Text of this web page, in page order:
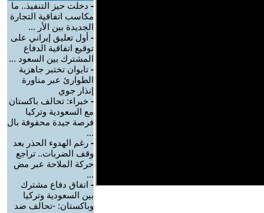
- دخلت حيز التنفيذ.. ما
مكاسب اتفاقية التجارة
الجديدة بين الأر ...
- أول تعليق إيراني على
توقيع اتفاقية الدفاع
المشترك بين السعود ...
- تايوان تختبر جاهزية
الطوارئ عبر مناورة
إنذار جوي
- خبراء: تحالف باكستان
مع السعودية وتركيا
فرصة جيدة محفوفة بال
...
- رغم الهدوء الحذر بعد
وقف الضربات.. تراجع
حركة الملاحة عبر مض
...
- اتفاق دفاع مشترك
بين السعودية وتركيا
وباكستان: -تحالف ضد